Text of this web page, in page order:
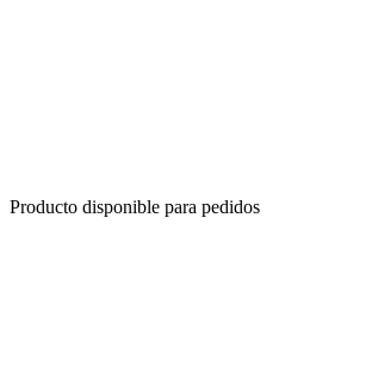
Producto disponible para pedidos